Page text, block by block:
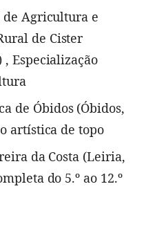
de Agricultura e
de Cister
Especialização
de Óbidos (Óbidos,
artística de topo
da Costa (Leiria,
do 5.º ao 12.º